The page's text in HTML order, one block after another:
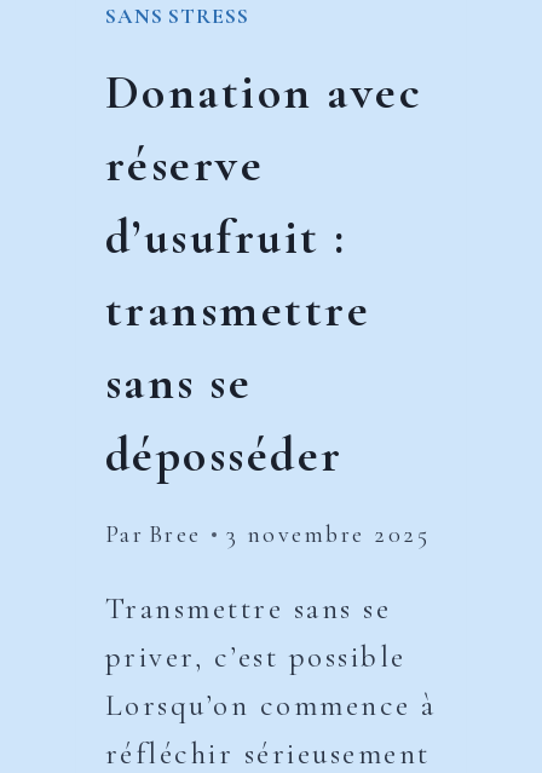
SANS STRESS
Donation avec
réserve
d’usufruit :
transmettre
sans se
déposséder
Par Bree 3 novembre 2025
Transmettre sans se
priver, c’est possible
Lorsqu’on commence à
réfléchir sérieusement